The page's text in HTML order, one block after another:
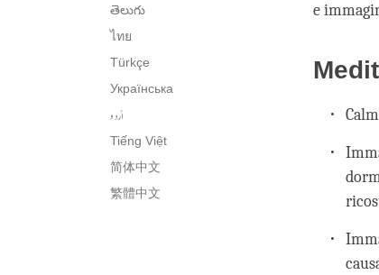
తెలుగు
ไทย
Türkçe
Українська
اُردو
Tiếng Việt
简体中文
繁體中文
e